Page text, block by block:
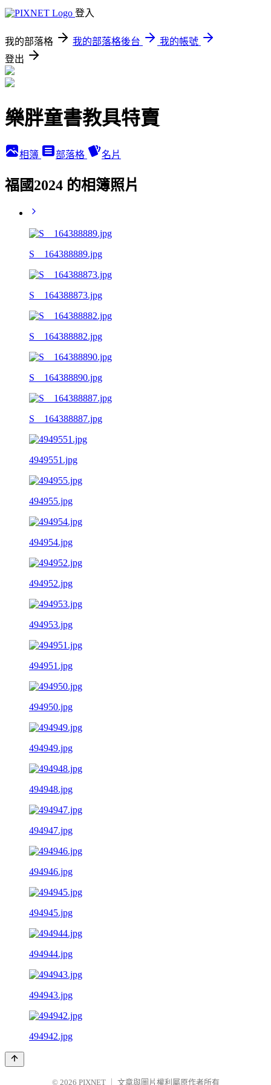
登入
我的部落格 我的部落格後台
我的帳號
登出
樂胖童書教具特賣
相簿 部落格 名片
福國2024 的相簿照片
S__164388889.jpg
S__164388873.jpg
S__164388882.jpg
S__164388890.jpg
S__164388887.jpg
4949551.jpg
494955.jpg
494954.jpg
494952.jpg
494953.jpg
494951.jpg
494950.jpg
494949.jpg
494948.jpg
494947.jpg
494946.jpg
494945.jpg
494944.jpg
494943.jpg
494942.jpg
© 2026 PIXNET 文章與圖片權利屬原作者所有